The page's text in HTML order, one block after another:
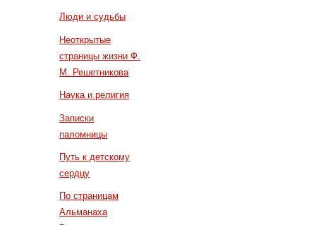
Люди и судьбы
Неоткрытые
страницы жизни Ф.
М. Решетникова
Наука и религия
Записки
паломницы
Путь к детскому
сердцу
По страницам
Альманаха